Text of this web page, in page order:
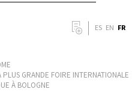
ES EN FR
GRANDE FOIRE INTERNATIONALE
À BOLOGNE